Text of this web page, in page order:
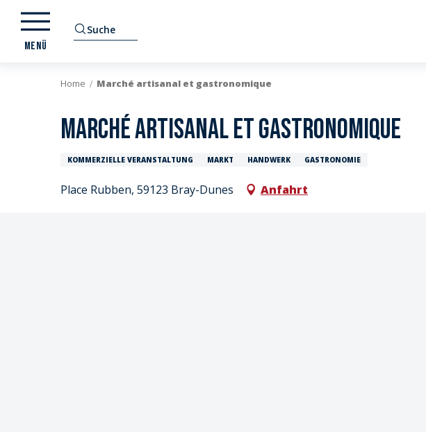
Aller
contenu
Suche
MENÜ
Home Marché artisanal et gastronomique
Marché artisanal et gastronomique
KOMMERZIELLE VERANSTALTUNG MARKT HANDWERK GASTRONOMIE
Place Rubben, 59123 Bray-Dunes Anfahrt